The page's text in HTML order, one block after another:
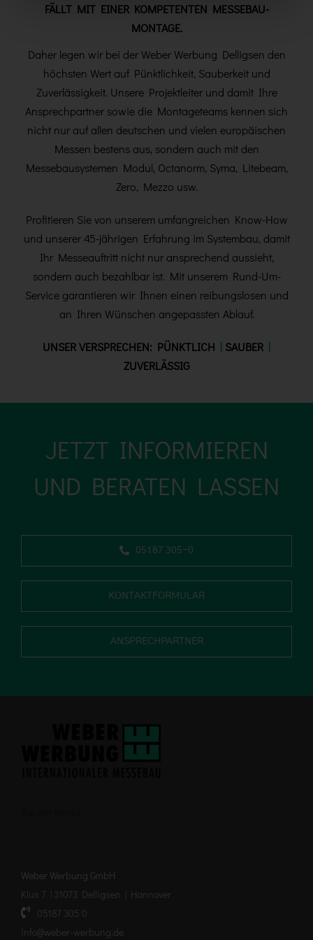
FÄLLT MIT EINER KOMPETENTEN MESSEBAU-
MONTAGE.
Daher legen wir bei der Weber Werbung Delligsen den
höchsten Wert auf Pünktlichkeit, Sauberkeit und
Zuverlässigkeit. Unsere Projektleiter und damit Ihre
Ansprechpartner sowie die Montageteams kennen sich
nicht nur auf allen deutschen und vielen europäischen
Messen bestens aus, sondern auch mit den
Messebausystemen Modul, Octanorm, Syma, Litebeam,
Zero, Mezzo usw.
Profitieren Sie von unserem umfangreichen Know-How
und unserer 45-jährigen Erfahrung im Systembau, damit
Ihr Messeauftritt nicht nur ansprechend aussieht,
sondern auch bezahlbar ist. Mit unserem Rund-Um-
Service garantieren wir Ihnen einen reibungslosen und
an Ihren Wünschen angepassten Ablauf.
UNSER VERSPRECHEN: PÜNKTLICH | SAUBER |
ZUVERLÄSSIG
JETZT INFORMIEREN
UND BERATEN LASSEN
05187 305-0
KONTAKTFORMULAR
ANSPRECHPARTNER
Weber Werbung GmbH
Klus 7 | 31073 Delligsen | Hannover
05187 305 0
info@weber-werbung.de